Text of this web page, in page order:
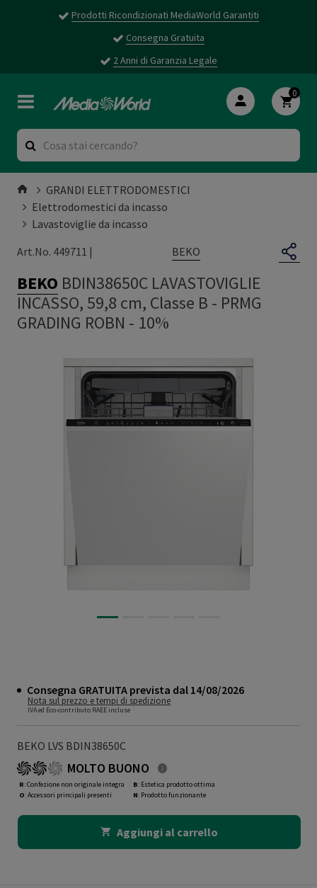
Prodotti Ricondizionati MediaWorld Garantiti
Consegna Gratuita
2 Anni di Garanzia Legale
0
GRANDI ELETTRODOMESTICI
Elettrodomestici da incasso
Lavastoviglie da incasso
Art.No. 449711 |
BEKO
BEKO BDIN38650C LAVASTOVIGLIE
INCASSO, 59,8 cm, Classe B - PRMG
GRADING ROBN - 10%
Consegna GRATUITA prevista dal 14/08/2026
Nota sul prezzo e tempi di spedizione
IVA ed Eco-contributo RAEE incluse
BEKO LVS BDIN38650C
MOLTO BUONO
R: Confezione non originale integra
O: Accessori principali presenti
B: Estetica prodotto ottima
N: Prodotto funzionante
Aggiungi al carrello